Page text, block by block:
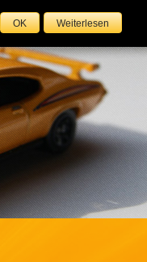
Datenschutz
OK Weiterlesen